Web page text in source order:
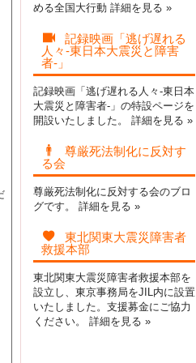
める全国大行動 詳細を見る »
記録映画「逃げ遅れる
人々-東日本大震災と障害
者-」
記録映画「逃げ遅れる人々-東日本
大震災と障害者-」の特設ページを
開設いたしました。 詳細を見る »
尊厳死法制化に反対す
る会
尊厳死法制化に反対する会のブロ
グです。 詳細を見る »
東北関東大震災障害者
救援本部
東北関東大震災障害者救援本部を
設立し、東京事務局をJIL内に設置
いたしました。支援募金にご協力
ください。 詳細を見る »